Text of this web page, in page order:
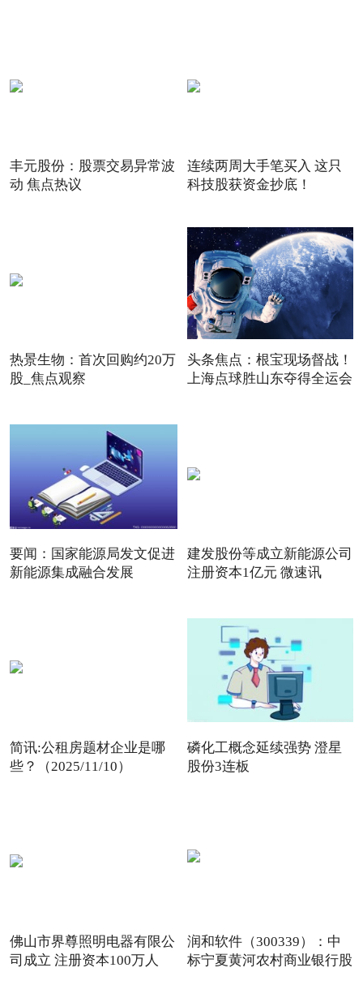
丰元股份：股票交易异常波
动 焦点热议
连续两周大手笔买入 这只
科技股获资金抄底！
热景生物：首次回购约20万
股_焦点观察
头条焦点：根宝现场督战！
上海点球胜山东夺得全运会
要闻：国家能源局发文促进
新能源集成融合发展
建发股份等成立新能源公司
注册资本1亿元 微速讯
简讯:公租房题材企业是哪
些？（2025/11/10）
磷化工概念延续强势 澄星
股份3连板
佛山市界尊照明电器有限公
司成立 注册资本100万人
润和软件（300339）：中
标宁夏黄河农村商业银行股